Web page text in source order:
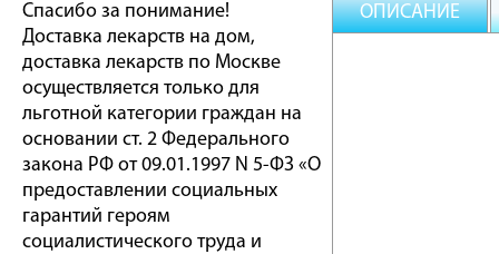
Спасибо за понимание!
Доставка лекарств на дом,
доставка лекарств по Москве
осуществляется только для
льготной категории граждан на
основании ст. 2 Федерального
закона РФ от 09.01.1997 N 5-ФЗ «О
предоставлении социальных
гарантий героям
социалистического труда и
ОПИСАНИЕ